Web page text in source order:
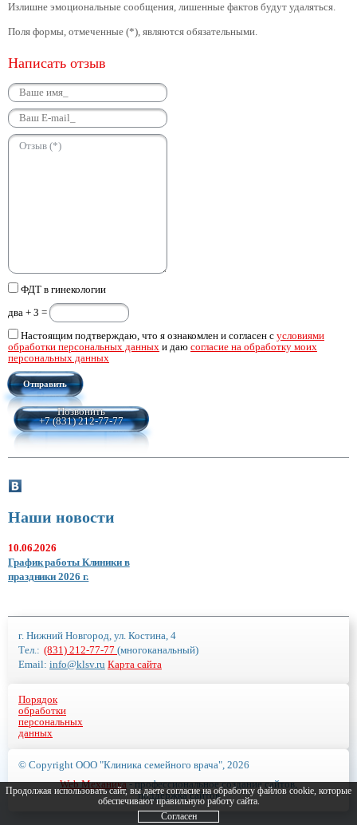
Излишне эмоциональные сообщения, лишенные фактов будут удаляться.
Поля формы, отмеченные (*), являются обязательными.
Написать отзыв
ФДТ в гинекологии
двa + 3 =
Настоящим подтверждаю, что я ознакомлен и согласен с условиями
обработки персональных данных и даю согласие на обработку моих
персональных данных
Отправить
Позвонить
+7 (831) 212-77-77
Наши новости
10.06.2026
График работы Клиники в
праздники 2026 г.
г. Нижний Новгород, ул. Костина, 4
Тел.: (831) 212-77-77 (многоканальный)
Email: info@klsv.ru Карта сайта
Порядок
обработки
персональных
данных
© Copyright ООО "Клиника семейного врача", 2026
Web Механика- профессиональное создание сайтов,
поддержка сайтов
Продолжая использовать сайт, вы даете согласие на обработку файлов cookie, которые
обеспечивают правильную работу сайта.
Согласен